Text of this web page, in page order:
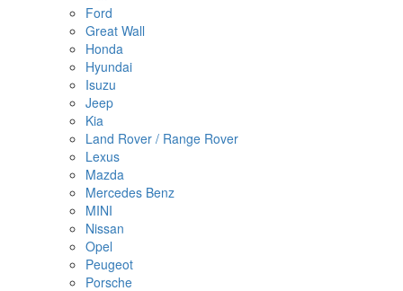
Ford
Great Wall
Honda
Hyundai
Isuzu
Jeep
Kia
Land Rover / Range Rover
Lexus
Mazda
Mercedes Benz
MINI
Nissan
Opel
Peugeot
Porsche